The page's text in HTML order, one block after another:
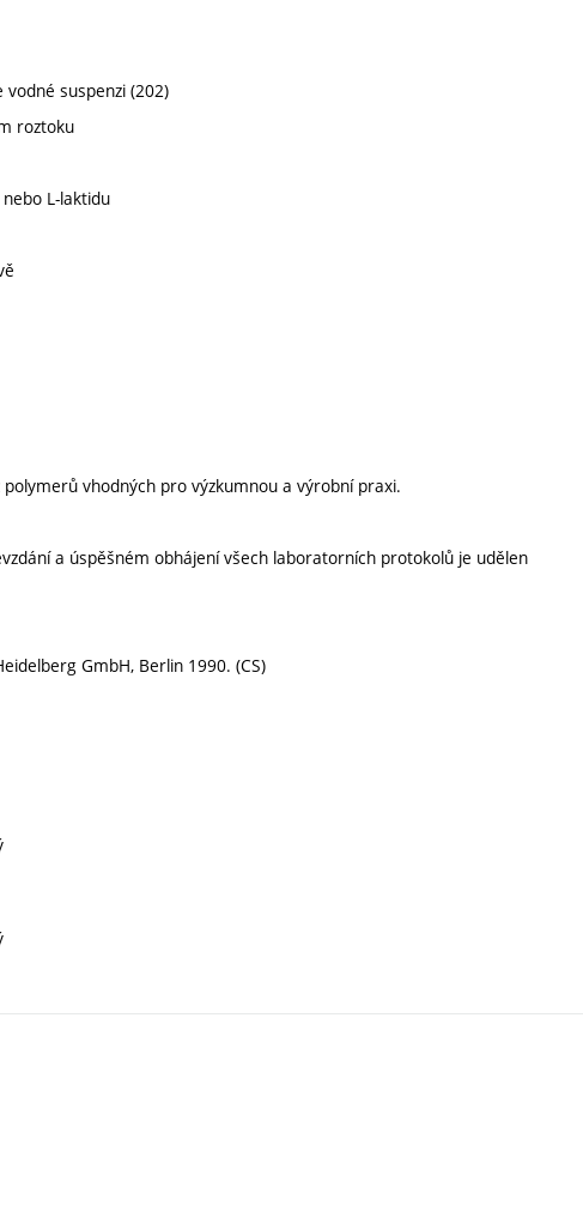
suspenzi (202)
roztoku
L-laktidu
vhodných pro výzkumnou a výrobní praxi.
a úspěšném obhájení všech laboratorních protokolů je udělen
GmbH, Berlin 1990. (CS)